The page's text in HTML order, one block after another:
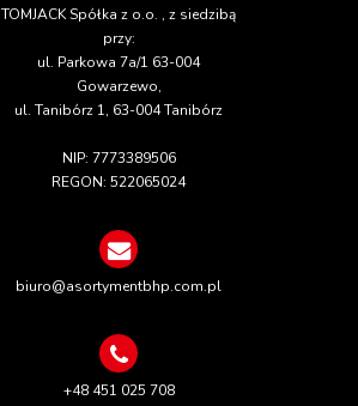
TOMJACK Spółka z o.o. , z siedzibą
przy:
ul. Parkowa 7a/1 63-004
Gowarzewo,
ul. Tanibórz 1, 63-004 Tanibórz
NIP: 7773389506
REGON: 522065024
biuro@asortymentbhp.com.pl
+48 451 025 708